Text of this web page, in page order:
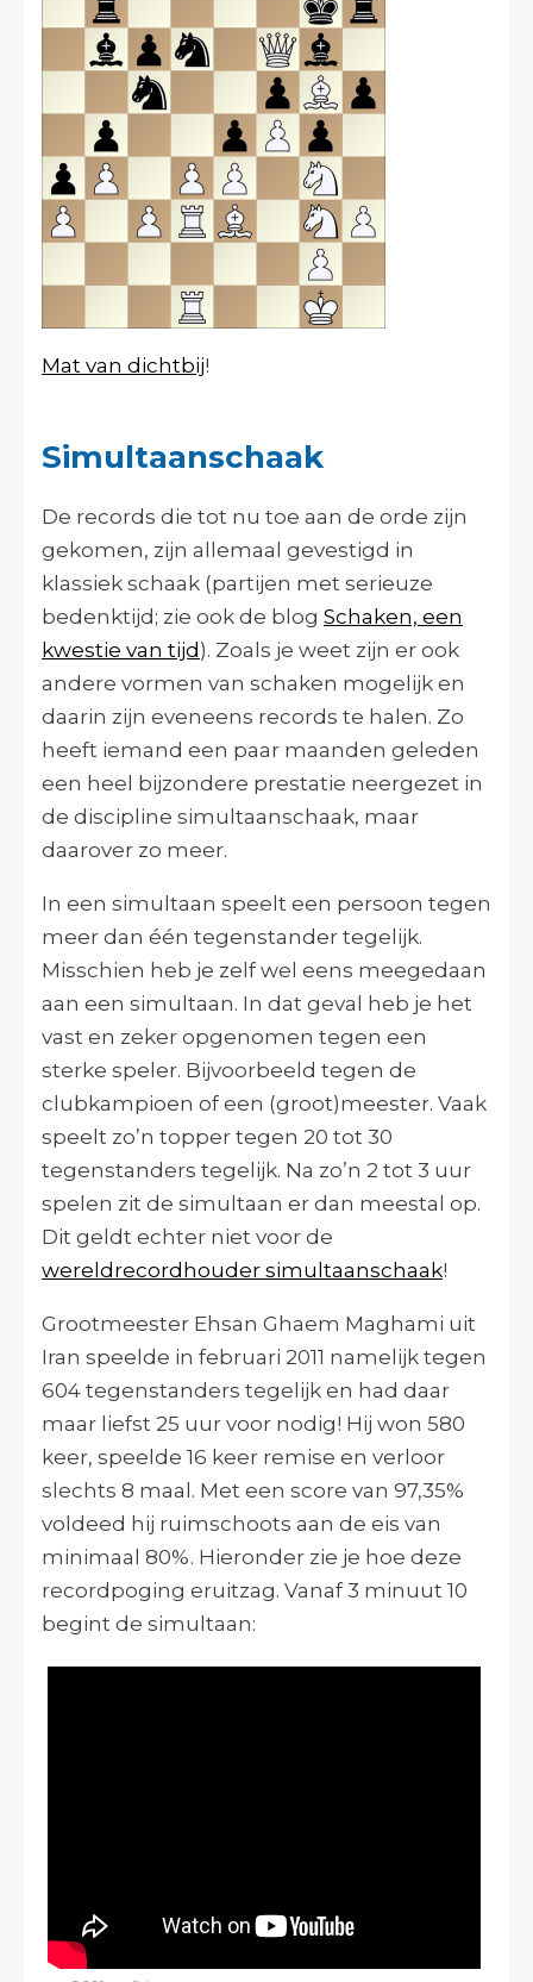
Mat van dichtbij!
Simultaanschaak
De records die tot nu toe aan de orde zijn
gekomen, zijn allemaal gevestigd in
klassiek schaak (partijen met serieuze
bedenktijd; zie ook de blog Schaken, een
kwestie van tijd). Zoals je weet zijn er ook
andere vormen van schaken mogelijk en
daarin zijn eveneens records te halen. Zo
heeft iemand een paar maanden geleden
een heel bijzondere prestatie neergezet in
de discipline simultaanschaak, maar
daarover zo meer.
In een simultaan speelt een persoon tegen
meer dan één tegenstander tegelijk.
Misschien heb je zelf wel eens meegedaan
aan een simultaan. In dat geval heb je het
vast en zeker opgenomen tegen een
sterke speler. Bijvoorbeeld tegen de
clubkampioen of een (groot)meester. Vaak
speelt zo’n topper tegen 20 tot 30
tegenstanders tegelijk. Na zo’n 2 tot 3 uur
spelen zit de simultaan er dan meestal op.
Dit geldt echter niet voor de
wereldrecordhouder simultaanschaak!
Grootmeester Ehsan Ghaem Maghami uit
Iran speelde in februari 2011 namelijk tegen
604 tegenstanders tegelijk en had daar
maar liefst 25 uur voor nodig! Hij won 580
keer, speelde 16 keer remise en verloor
slechts 8 maal. Met een score van 97,35%
voldeed hij ruimschoots aan de eis van
minimaal 80%. Hieronder zie je hoe deze
recordpoging eruitzag. Vanaf 3 minuut 10
begint de simultaan: